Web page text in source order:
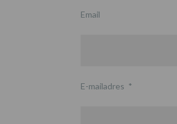
Email
E-mailadres *